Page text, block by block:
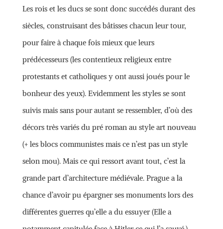
Les rois et les ducs se sont donc succédés durant des
siècles, construisant des bâtisses chacun leur tour,
pour faire à chaque fois mieux que leurs
prédécesseurs (les contentieux religieux entre
protestants et catholiques y ont aussi joués pour le
bonheur des yeux). Evidemment les styles se sont
suivis mais sans pour autant se ressembler, d’où des
décors très variés du pré roman au style art nouveau
(+ les blocs communistes mais ce n’est pas un style
selon mou). Mais ce qui ressort avant tout, c’est la
grande part d’architecture médiévale. Prague a la
chance d’avoir pu épargner ses monuments lors des
différentes guerres qu’elle a du essuyer (Elle a